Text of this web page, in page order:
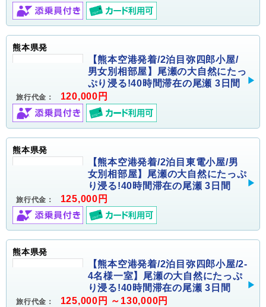
熊本県発
【熊本空港発着/2泊目弥四郎小屋/
男女別相部屋】尾瀬の大自然にたっ
ぷり浸る!40時間滞在の尾瀬 3日間
旅行代金： 120,000円
熊本県発
【熊本空港発着/2泊目東電小屋/男
女別相部屋】尾瀬の大自然にたっぷ
り浸る!40時間滞在の尾瀬 3日間
旅行代金： 125,000円
熊本県発
【熊本空港発着/2泊目弥四郎小屋/2-
4名様一室】尾瀬の大自然にたっぷ
り浸る!40時間滞在の尾瀬 3日間
旅行代金： 125,000円 ～130,000円